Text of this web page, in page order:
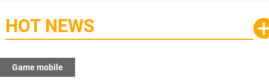
HOT NEWS
Game mobile